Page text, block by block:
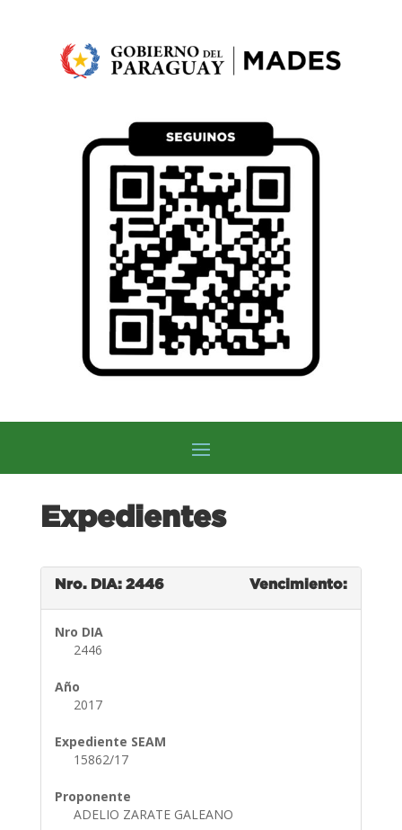
Expedientes
Nro. DIA: 2446 Vencimiento:
Nro DIA
2446
Año
2017
Expediente SEAM
15862/17
Proponente
ADELIO ZARATE GALEANO